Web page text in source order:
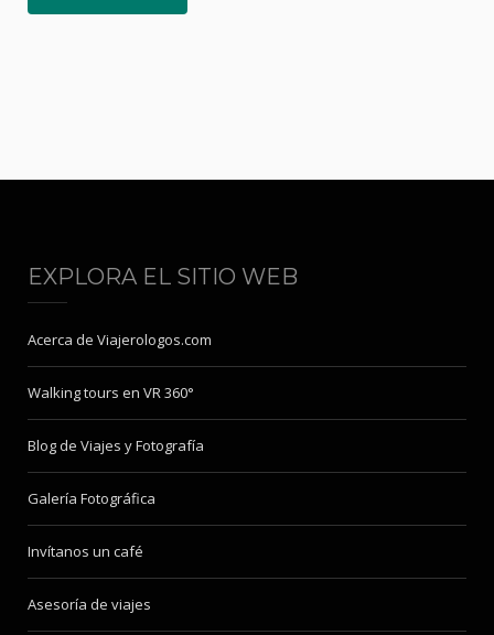
EXPLORA EL SITIO WEB
Acerca de Viajerologos.com
Walking tours en VR 360°
Blog de Viajes y Fotografía
Galería Fotográfica
Invítanos un café
Asesoría de viajes